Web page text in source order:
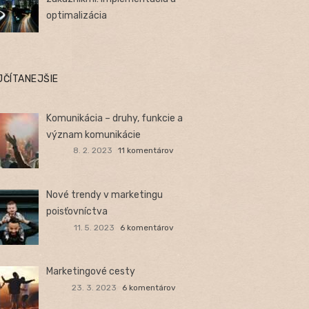
optimalizácia
Komunikácia – druhy, funkcie a
význam komunikácie
8. 2. 2023 11 komentárov
Nové trendy v marketingu
poisťovníctva
11. 5. 2023 6 komentárov
Marketingové cesty
23. 3. 2023 6 komentárov